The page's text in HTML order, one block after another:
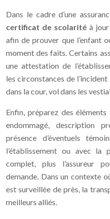
Dans le cadre d’une
certificat de scolaritéà jour
afin de prouver que l’enfant
moment des faits. Certains
une attestation de
les circonstances de l’incident
dans la cour, vol dans les
Enfin, préparez des
endommagé, description
présence d’éventuels
l’établissement ou avec la
complet, plus l’assureur
demande. Dans un contexte
est surveillée de près, la
meilleurs alliés.